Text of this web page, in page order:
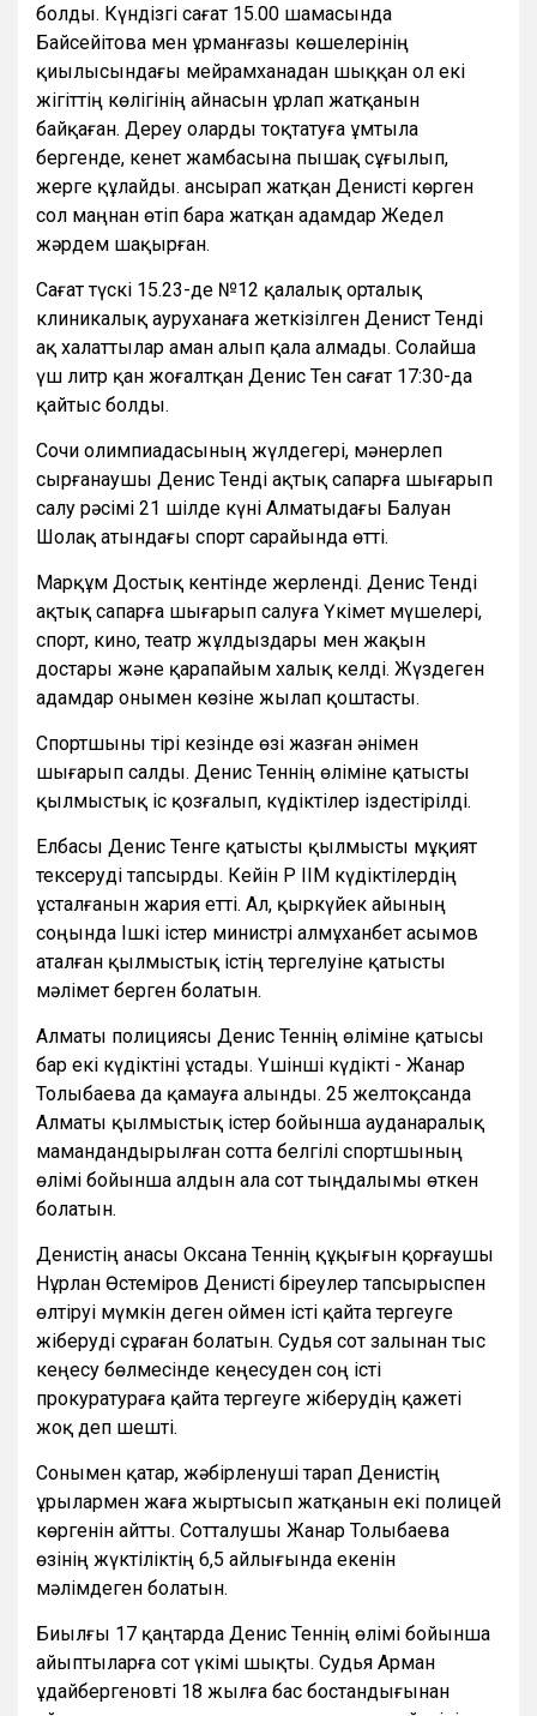
болды. Күндізгі сағат 15.00 шамасында
Байсейітова мен Құрманғазы көшелерінің
қиылысындағы мейрамханадан шыққан ол екі
жігіттің көлігінің айнасын ұрлап жатқанын
байқаған. Дереу оларды тоқтатуға ұмтыла
бергенде, кенет жамбасына пышақ сұғылып,
жерге құлайды. Қансырап жатқан Денисті көрген
сол маңнан өтіп бара жатқан адамдар Жедел
жәрдем шақырған.
Сағат түскі 15.23-де №12 қалалық орталық
клиникалық ауруханаға жеткізілген Денист Тенді
ақ халаттылар аман алып қала алмады. Солайша
үш литр қан жоғалтқан Денис Тен сағат 17:30-да
қайтыс болды.
Сочи олимпиадасының жүлдегері, мәнерлеп
сырғанаушы Денис Тенді ақтық сапарға шығарып
салу рәсімі 21 шілде күні Алматыдағы Балуан
Шолақ атындағы спорт сарайында өтті.
Марқұм Достық кентінде жерленді. Денис Тенді
ақтық сапарға шығарып салуға Үкімет мүшелері,
спорт, кино, театр жұлдыздары мен жақын
достары және қарапайым халық келді. Жүздеген
адамдар онымен көзіне жылап қоштасты.
Спортшыны тірі кезінде өзі жазған әнімен
шығарып салды. Денис Теннің өліміне қатысты
қылмыстық іс қозғалып, күдіктілер іздестірілді.
Елбасы Денис Тенге қатысты қылмысты мұқият
тексеруді тапсырды. Кейін ҚР ІІМ күдіктілердің
ұсталғанын жария етті. Ал, қыркүйек айының
соңында Ішкі істер министрі Қалмұханбет Қасымов
аталған қылмыстық істің тергелуіне қатысты
мәлімет берген болатын.
Алматы полициясы Денис Теннің өліміне қатысы
бар екі күдіктіні ұстады. Үшінші күдікті - Жанар
Толыбаева да қамауға алынды. 25 желтоқсанда
Алматы қылмыстық істер бойынша ауданаралық
мамандандырылған сотта белгілі спортшының
өлімі бойынша алдын ала сот тыңдалымы өткен
болатын.
Денистің анасы Оксана Теннің құқығын қорғаушы
Нұрлан Өстеміров Денисті біреулер тапсырыспен
өлтіруі мүмкін деген оймен істі қайта тергеуге
жіберуді сұраған болатын. Судья сот залынан тыс
кеңесу бөлмесінде кеңесуден соң істі
прокуратураға қайта тергеуге жіберудің қажеті
жоқ деп шешті.
Сонымен қатар, жәбірленуші тарап Денистің
ұрылармен жаға жыртысып жатқанын екі полицей
көргенін айтты. Сотталушы Жанар Толыбаева
өзінің жүктіліктің 6,5 айлығында екенін
мəлімдеген болатын.
Биылғы 17 қаңтарда Денис Теннің өлімі бойынша
айыптыларға сот үкімі шықты. Судья Арман
Құдайбергеновті 18 жылға бас бостандығынан